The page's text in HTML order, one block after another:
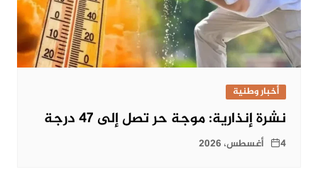
أخبار وطنية
نشرة إنذارية: موجة حر تصل إلى 47 درجة
4 أغسطس، 2026